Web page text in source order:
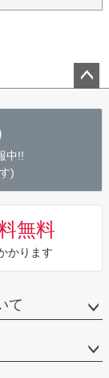
中!!
)
無料
かります
て